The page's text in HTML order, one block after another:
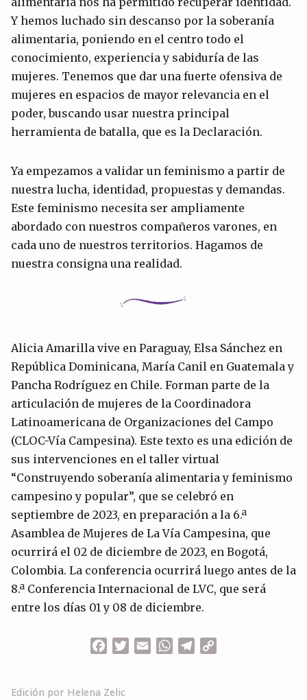
Y hemos luchado sin descanso por la soberanía
alimentaria, poniendo en el centro todo el
conocimiento, experiencia y sabiduría de las
mujeres. Tenemos que dar una fuerte ofensiva de
mujeres en espacios de mayor relevancia en el
poder, buscando usar nuestra principal
herramienta de batalla, que es la Declaración.
Ya empezamos a validar un feminismo a partir de
nuestra lucha, identidad, propuestas y demandas.
Este feminismo necesita ser ampliamente
abordado con nuestros compañeros varones, en
cada uno de nuestros territorios. Hagamos de
nuestra consigna una realidad.
Alicia Amarilla vive en Paraguay, Elsa Sánchez en
República Dominicana, María Canil en Guatemala y
Pancha Rodríguez en Chile. Forman parte de la
articulación de mujeres de la Coordinadora
Latinoamericana de Organizaciones del Campo
(CLOC-Vía Campesina). Este texto es una edición de
sus intervenciones en el taller virtual
“Construyendo soberanía alimentaria y feminismo
campesino y popular”, que se celebró en
septiembre de 2023, en preparación a la 6.ª
Asamblea de Mujeres de La Vía Campesina, que
ocurrirá el 02 de diciembre de 2023, en Bogotá,
Colombia. La conferencia ocurrirá luego antes de la
8.ª Conferencia Internacional de LVC, que será
entre los días 01 y 08 de diciembre.
FacebookTwitterEmailWhatsApp
Telegram
Edición por Helena Zelic